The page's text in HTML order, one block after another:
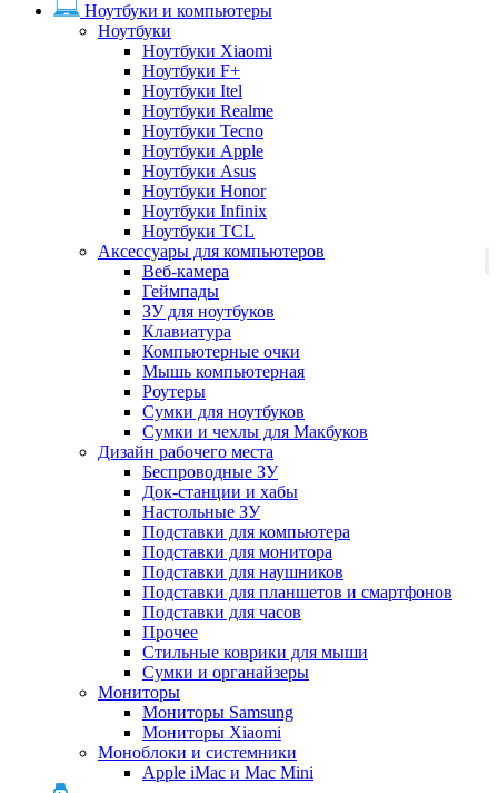
Ноутбуки и компьютеры
Ноутбуки
Ноутбуки Xiaomi
Ноутбуки F+
Ноутбуки Itel
Ноутбуки Realme
Ноутбуки Tecno
Ноутбуки Apple
Ноутбуки Asus
Ноутбуки Honor
Ноутбуки Infinix
Ноутбуки TCL
Аксессуары для компьютеров
Веб-камера
Геймпады
ЗУ для ноутбуков
Клавиатура
Компьютерные очки
Мышь компьютерная
Роутеры
Сумки для ноутбуков
Сумки и чехлы для Макбуков
Дизайн рабочего места
Беспроводные ЗУ
Док-станции и хабы
Настольные ЗУ
Подставки для компьютера
Подставки для монитора
Подставки для наушников
Подставки для планшетов и смартфонов
Подставки для часов
Прочее
Стильные коврики для мыши
Сумки и органайзеры
Мониторы
Мониторы Samsung
Мониторы Xiaomi
Моноблоки и системники
Apple iMac и Mac Mini